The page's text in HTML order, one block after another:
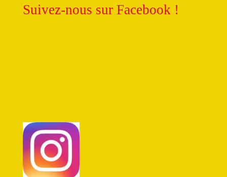
Suivez-nous sur Facebook !